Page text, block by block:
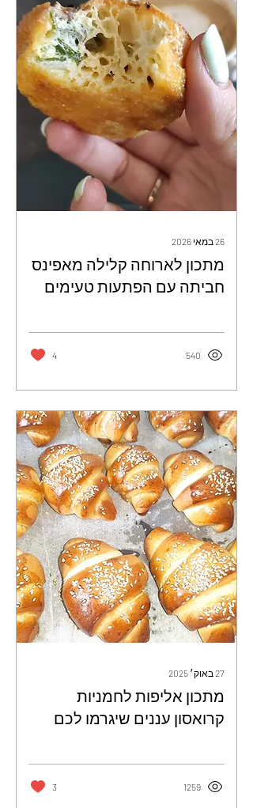
26 במאי 2026
מתכון לארוחה קלילה מאפינס
חביתה עם הפתעות טעימים
540
4
27 באוק׳ 2025
מתכון אליפות לחמניות
קרואסון עננים שיגרמו לכם
1259
3